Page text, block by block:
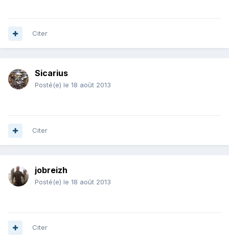
Citer
Sicarius
Posté(e) le 18 août 2013
Citer
jobreizh
Posté(e) le 18 août 2013
Citer